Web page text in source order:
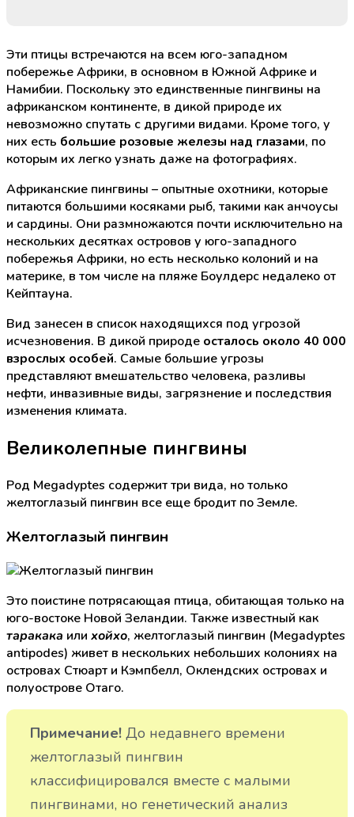
Эти птицы встречаются на всем юго-западном
побережье Африки, в основном в Южной Африке и
Намибии. Поскольку это единственные пингвины на
африканском континенте, в дикой природе их
невозможно спутать с другими видами. Кроме того, у
них есть большие розовые железы над глазами, по
которым их легко узнать даже на фотографиях.
Африканские пингвины – опытные охотники, которые
питаются большими косяками рыб, такими как анчоусы
и сардины. Они размножаются почти исключительно на
нескольких десятках островов у юго-западного
побережья Африки, но есть несколько колоний и на
материке, в том числе на пляже Боулдерс недалеко от
Кейптауна.
Вид занесен в список находящихся под угрозой
исчезновения. В дикой природе осталось около 40 000
взрослых особей. Самые большие угрозы
представляют вмешательство человека, разливы
нефти, инвазивные виды, загрязнение и последствия
изменения климата.
Великолепные пингвины
Род Megadyptes содержит три вида, но только
желтоглазый пингвин все еще бродит по Земле.
Желтоглазый пингвин
Это поистине потрясающая птица, обитающая только на
юго-востоке Новой Зеландии. Также известный как
таракака или хойхо, желтоглазый пингвин (Megadyptes
antipodes) живет в нескольких небольших колониях на
островах Стюарт и Кэмпбелл, Оклендских островах и
полуострове Отаго.
Примечание! До недавнего времени
желтоглазый пингвин
классифицировался вместе с малыми
пингвинами, но генетический анализ